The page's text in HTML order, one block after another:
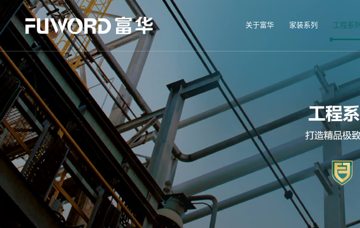
关于富华 家装系列 工程系列